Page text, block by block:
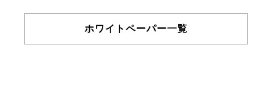
ホワイトペーパー一覧